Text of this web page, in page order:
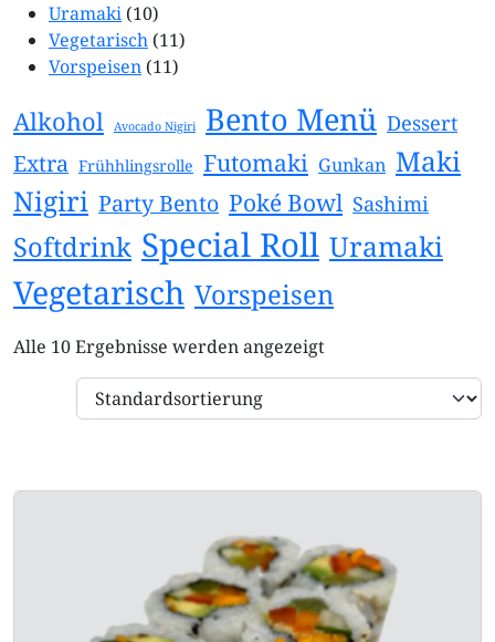
Uramaki (10)
Vegetarisch (11)
Vorspeisen (11)
Alkohol Avocado Nigiri Bento Menü Dessert
Extra Frühhlingsrolle Futomaki Gunkan Maki
Nigiri Party Bento Poké Bowl Sashimi
Softdrink Special Roll Uramaki
Vegetarisch Vorspeisen
Alle 10 Ergebnisse werden angezeigt